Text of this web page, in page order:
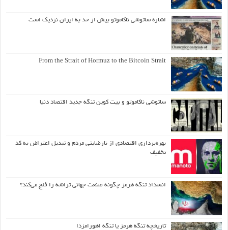
اشاره ساتوشی ناکاموتو بیش از حد به ایران نزدیک است
From the Strait of Hormuz to the Bitcoin Strait
ساتوشی ناکاموتو و بیت کوین تنگه جدید اقتصاد دنیا
بهره‌برداری اقتصادی از نارضایتی مردم و تبدیل اعتراض به کد
تخفیف
انسداد تنگه هرمز چگونه صنعت جهانی تراشه را فلج می‌کند؟
تاریخچه تنگه هرمز یا تنگه اهورامزدا